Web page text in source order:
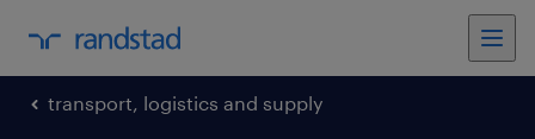
transport, logistics and supply